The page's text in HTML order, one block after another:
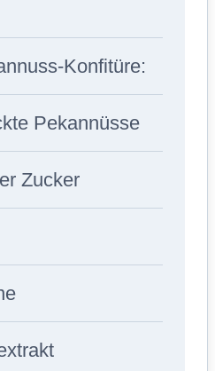
Konfitüre:
Pekannüsse
Zucker